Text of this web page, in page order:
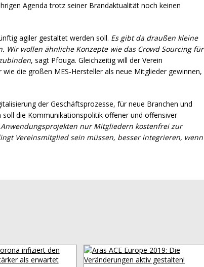
Agenda trotz seiner Brandaktualität noch keinen
agiler gestaltet werden soll. Es gibt da draußen kleine
Wir wollen ähnliche Konzepte wie das Crowd Sourcing für
, sagt Pfouga. Gleichzeitig will der Verein
wie die großen MES-Hersteller als neue Mitglieder gewinnen,
der Geschäftsprozesse, für neue Branchen und
die Kommunikationspolitik offener und offensiver
nur Mitgliedern kostenfrei zur
Vereinsmitglied sein müssen, besser integrieren, wenn